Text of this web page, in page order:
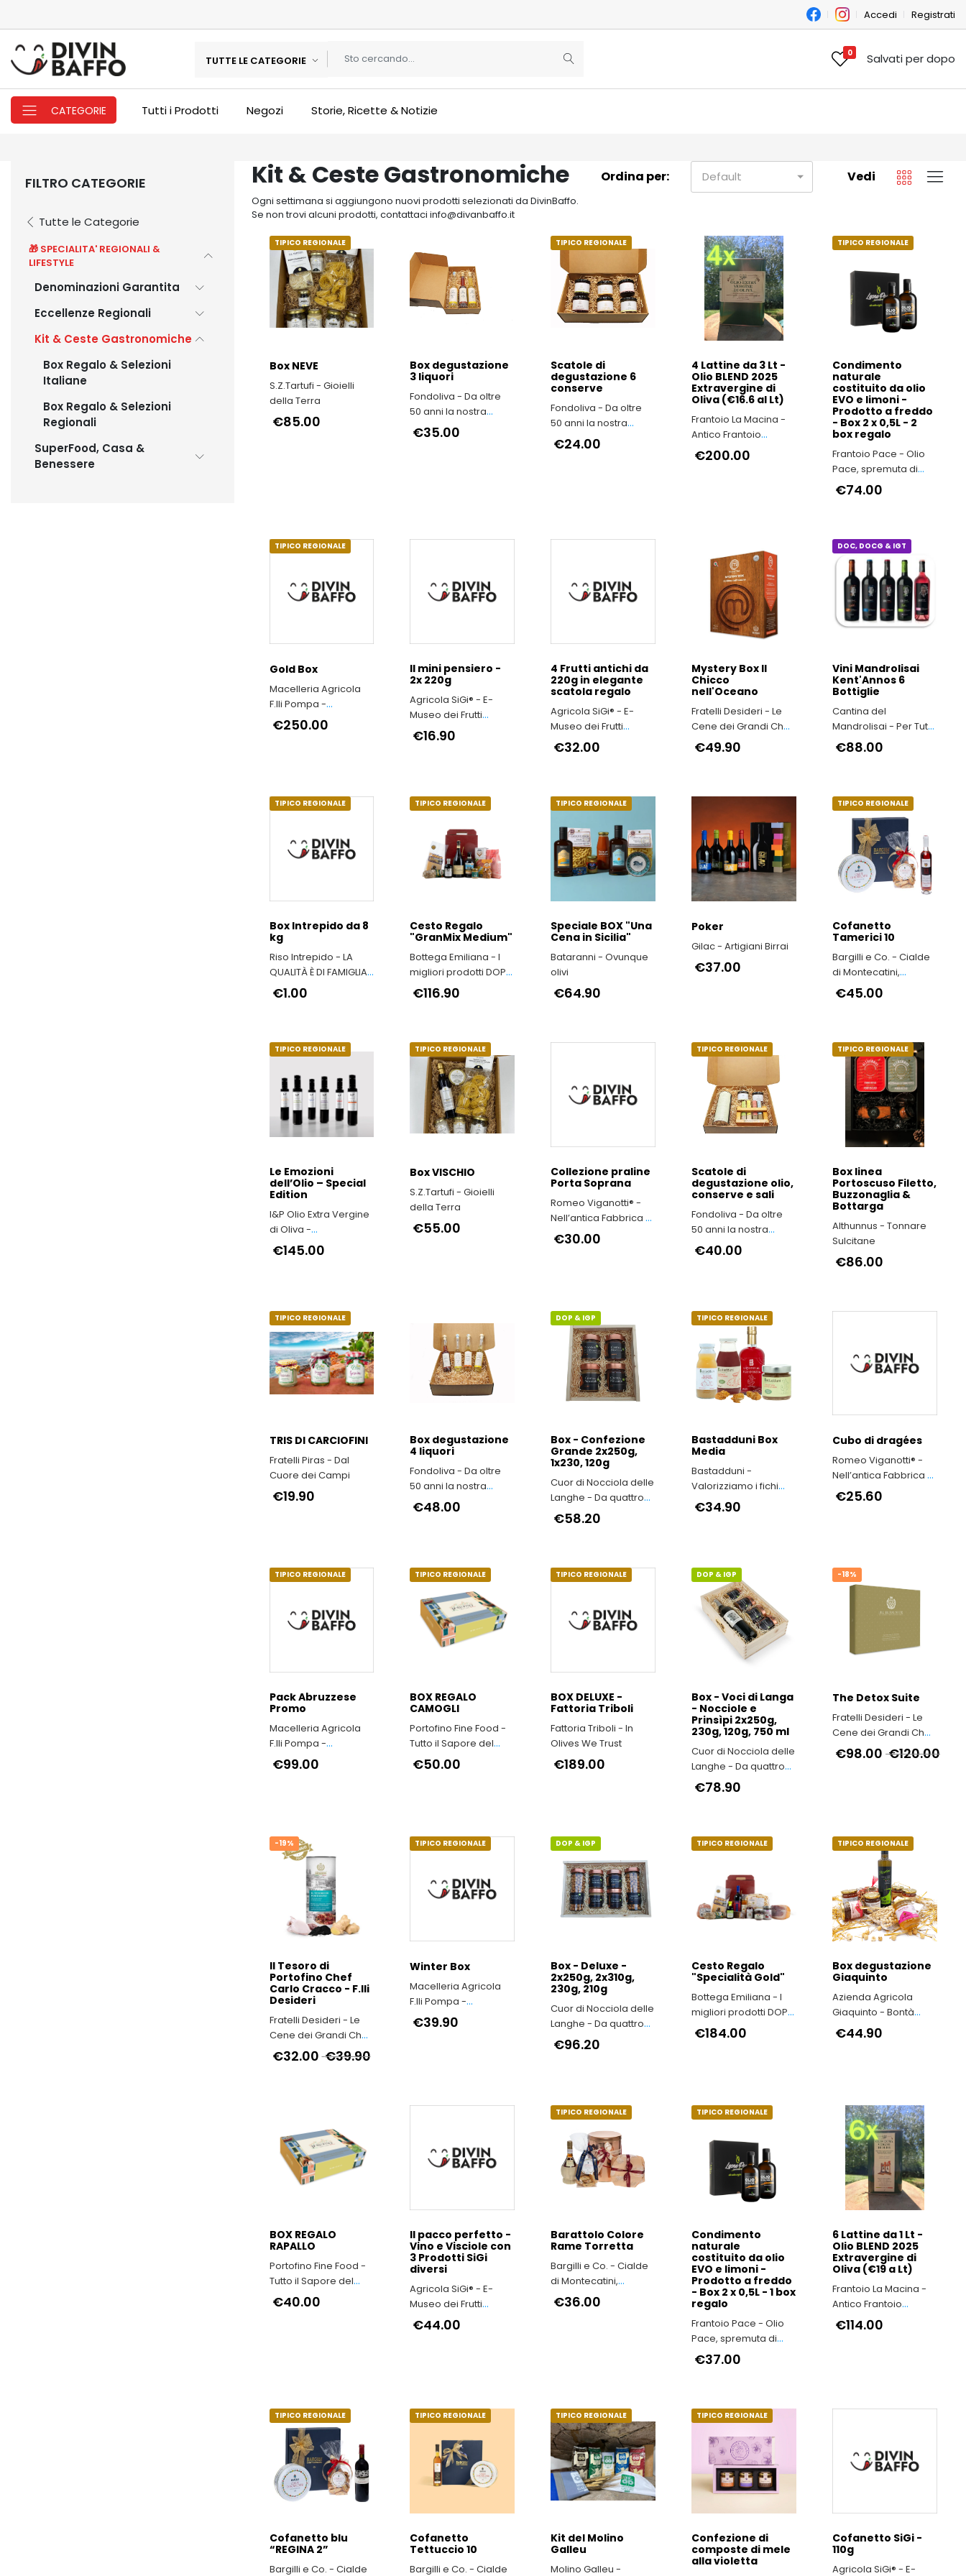
Accedi Registrati
TUTTE LE CATEGORIE
0 Salvati per dopo
CATEGORIE Tutti i Prodotti Negozi Storie, Ricette & Notizie
FILTRO CATEGORIE
Tutte le Categorie
🎁 SPECIALITA' REGIONALI &
LIFESTYLE
Denominazioni Garantita
Eccellenze Regionali
Kit & Ceste Gastronomiche
Box Regalo & Selezioni
Italiane
Box Regalo & Selezioni
Regionali
SuperFood, Casa &
Benessere
Kit & Ceste Gastronomiche
Ogni settimana si aggiungono nuovi prodotti selezionati da DivinBaffo.
Se non trovi alcuni prodotti, contattaci info@divanbaffo.it
Ordina per: Default Vedi
TIPICO REGIONALE
Box NEVE
S.Z.Tartufi - Gioielli
della Terra
€85.00
Box degustazione
3 liquori
Fondoliva - Da oltre
50 anni la nostra
famiglia produce Olio
Extravergine d'Oliva
€35.00
TIPICO REGIONALE
Scatole di
degustazione 6
conserve
Fondoliva - Da oltre
50 anni la nostra
famiglia produce Olio
Extravergine d'Oliva
€24.00
4 Lattine da 3 Lt -
Olio BLEND 2025
Extravergine di
Oliva (€16.6 al Lt)
Frantoio La Macina -
Antico Frantoio
Toscano
€200.00
TIPICO REGIONALE
Condimento
naturale
costituito da olio
EVO e limoni -
Prodotto a freddo
- Box 2 x 0,5L - 2
box regalo
Frantoio Pace - Olio
Pace, spremuta di
Puglia
€74.00
TIPICO REGIONALE
Gold Box
Macelleria Agricola
F.lli Pompa -
Produzione Arrosticini
Abruzzesi artigianali
€250.00
Il mini pensiero -
2x 220g
Agricola SiGi® - E-
Museo dei Frutti
Antichi a Macerata
€16.90
4 Frutti antichi da
220g in elegante
scatola regalo
Agricola SiGi® - E-
Museo dei Frutti
Antichi a Macerata
€32.00
Mystery Box Il
Chicco
nell'Oceano
Fratelli Desideri - Le
Cene dei Grandi Chef
Stelle Michelin
€49.90
DOC, DOCG & IGT
Vini Mandrolisai
Kent'Annos 6
Bottiglie
Cantina del
Mandrolisai - Per Tutti
i Sardi vuol dire Vino!
€88.00
TIPICO REGIONALE
Box Intrepido da 8
kg
Riso Intrepido - LA
QUALITÀ È DI FAMIGLIA
DAL 1942
€1.00
TIPICO REGIONALE
Cesto Regalo
"GranMix Medium"
Bottega Emiliana - I
migliori prodotti DOP
e IGP dell'Emilia-
Romagna
€116.90
TIPICO REGIONALE
Speciale BOX "Una
Cena in Sicilia"
Bataranni - Ovunque
olivi
€64.90
Poker
Gilac - Artigiani Birrai
€37.00
TIPICO REGIONALE
Cofanetto
Tamerici 10
Bargilli e Co. - Cialde
di Montecatini,
Cantucci e Brigidini:
Tradizione Dolciaria
€45.00
TIPICO REGIONALE
Le Emozioni
dell’Olio – Special
Edition
I&P Olio Extra Vergine
di Oliva -
Trasformiamo i sapori
in piacere di vivere
€145.00
TIPICO REGIONALE
Box VISCHIO
S.Z.Tartufi - Gioielli
della Terra
€55.00
Collezione praline
Porta Soprana
Romeo Viganotti® -
Nell’antica Fabbrica di
Cioccolato Romeo
Viganotti il tempo si è
€30.00
TIPICO REGIONALE
Scatole di
degustazione olio,
conserve e sali
Fondoliva - Da oltre
50 anni la nostra
famiglia produce Olio
Extravergine d'Oliva
€40.00
TIPICO REGIONALE
Box linea
Portoscuso Filetto,
Buzzonaglia &
Bottarga
Althunnus - Tonnare
Sulcitane
€86.00
TIPICO REGIONALE
TRIS DI CARCIOFINI
Fratelli Piras - Dal
Cuore dei Campi
€19.90
Box degustazione
4 liquori
Fondoliva - Da oltre
50 anni la nostra
famiglia produce Olio
€48.00
DOP & IGP
Box - Confezione
Grande 2x250g,
1x230, 120g
Cuor di Nocciola delle
Langhe - Da quattro
generazioni in Alta
€58.20
TIPICO REGIONALE
Bastadduni Box
Media
Bastadduni -
Valorizziamo i fichi
d’India di Sicilia
€34.90
Cubo di dragées
Romeo Viganotti® -
Nell’antica Fabbrica di
Cioccolato Romeo
€25.60
TIPICO REGIONALE
Pack Abruzzese
Promo
Macelleria Agricola
F.lli Pompa -
Produzione Arrosticini
€99.00
TIPICO REGIONALE
BOX REGALO
CAMOGLI
Portofino Fine Food -
Tutto il Sapore del
Buon Vivere Italiano
€50.00
TIPICO REGIONALE
BOX DELUXE -
Fattoria Triboli
Fattoria Triboli - In
Olives We Trust
€189.00
DOP & IGP
Box - Voci di Langa
- Nocciole e
Prinsìpi 2x250g,
230g, 120g, 750 ml
Cuor di Nocciola delle
Langhe - Da quattro
generazioni in Alta
€78.90
-18%
The Detox Suite
Fratelli Desideri - Le
Cene dei Grandi Chef
Stelle Michelin€120.00
€98.00
-19%
Il Tesoro di
Portofino Chef
Carlo Cracco - F.lli
Desideri
Fratelli Desideri - Le
Cene dei Grandi Chef
Stelle Michelin€39.90
€32.00
TIPICO REGIONALE
Winter Box
Macelleria Agricola
F.lli Pompa -
Produzione Arrosticini
€39.90
DOP & IGP
Box - Deluxe -
2x250g, 2x310g,
230g, 210g
Cuor di Nocciola delle
Langhe - Da quattro
generazioni in Alta
€96.20
TIPICO REGIONALE
Cesto Regalo
"Specialità Gold"
Bottega Emiliana - I
migliori prodotti DOP
e IGP dell'Emilia-
€184.00
TIPICO REGIONALE
Box degustazione
Giaquinto
Azienda Agricola
Giaquinto - Bontà
secondo natura
€44.90
BOX REGALO
RAPALLO
Portofino Fine Food -
Tutto il Sapore del
Buon Vivere Italiano
€40.00
Il pacco perfetto -
Vino e Visciole con
3 Prodotti SiGi
diversi
Agricola SiGi® - E-
Museo dei Frutti
Antichi a Macerata
€44.00
TIPICO REGIONALE
Barattolo Colore
Rame Torretta
Bargilli e Co. - Cialde
di Montecatini,
Cantucci e Brigidini:
Tradizione Dolciaria
€36.00
TIPICO REGIONALE
Condimento
naturale
costituito da olio
EVO e limoni -
Prodotto a freddo
- Box 2 x 0,5L - 1 box
regalo
Frantoio Pace - Olio
Pace, spremuta di
Puglia
€37.00
6 Lattine da 1 Lt -
Olio BLEND 2025
Extravergine di
Oliva (€19 a Lt)
Frantoio La Macina -
Antico Frantoio
Toscano
€114.00
TIPICO REGIONALE
Cofanetto blu
“REGINA 2”
Bargilli e Co. - Cialde
TIPICO REGIONALE
Cofanetto
Tettuccio 10
Bargilli e Co. - Cialde
TIPICO REGIONALE
Kit del Molino
Galleu
Molino Galleu -
TIPICO REGIONALE
Confezione di
composte di mele
alla violetta
Cofanetto SiGi -
110g
Agricola SiGi® - E-